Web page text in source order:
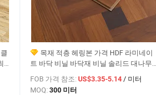
목재 적층 헤링본 가격 HDF 라미네이
트 바닥 비닐 바닥재 비닐 솔리드 대나무
오크 SPC PVC 목재 아카시아 바닥 WPC
미끄럼 방지 8mm 12mm 파켓 바닥재
FOB 가격 참조:US$3.35-5.14/ 미터
MOQ:300 미터